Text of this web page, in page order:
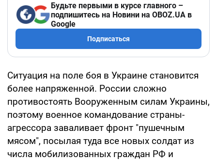
Будьте первыми в курсе главного –
подпишитесь на Новини на OBOZ.UA в
Google
Подписаться
Ситуация на поле боя в Украине становится
более напряженной. России сложно
противостоять Вооруженным силам Украины,
поэтому военное командование страны-
агрессора заваливает фронт "пушечным
мясом", посылая туда все новых солдат из
числа мобилизованных граждан РФ и